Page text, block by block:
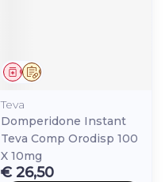
Op voorschrift
Geneesmiddel
Teva
Domperidone Instant
Teva Comp Orodisp 100
X 10mg
€ 26,50